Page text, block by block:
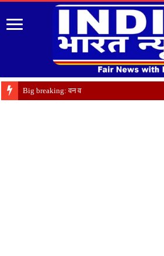
Big breaking: वन विभाग में ब